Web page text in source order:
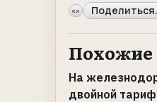
«»
Похожие
На
двойной тариф